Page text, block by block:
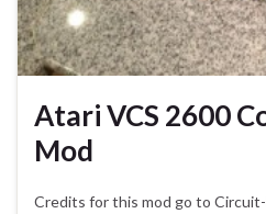
Atari VCS 2600
Mod
Credits for this mod go to